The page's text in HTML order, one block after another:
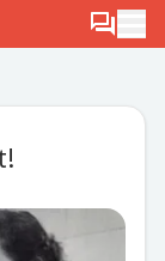
Berichten